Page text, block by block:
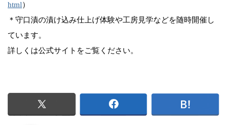
html）
＊守口漬の漬け込み仕上げ体験や工房見学などを随時開催し
ています。
詳しくは公式サイトをご覧ください。